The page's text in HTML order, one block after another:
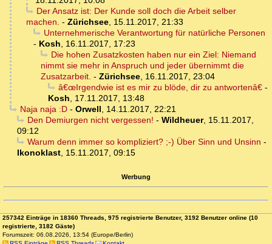
Der Ansatz ist: Der Kunde soll doch die Arbeit selber
machen. - Zürichsee, 15.11.2017, 21:33
Unternehmerische Verantwortung für natürliche Personen
- Kosh, 16.11.2017, 17:23
Die hohen Zusatzkosten haben nur ein Ziel: Niemand
nimmt sie mehr in Anspruch und jeder übernimmt die
Zusatzarbeit. - Zürichsee, 16.11.2017, 23:04
â€œIrgendwie ist es mir zu blöde, dir zu antwortenâ€-
Kosh, 17.11.2017, 13:48
Naja naja :D- Orwell, 14.11.2017, 22:21
Den Demiurgen nicht vergessen! - Wildheuer, 15.11.2017,
09:12
Warum denn immer so kompliziert? ;-) Über Sinn und Unsinn -
Ikonoklast, 15.11.2017, 09:15
Werbung
257342 Einträge in 18360 Threads, 975 registrierte Benutzer, 3192 Benutzer online (10
registrierte, 3182 Gäste)
Forumszeit: 06.08.2026, 13:54 (Europe/Berlin)